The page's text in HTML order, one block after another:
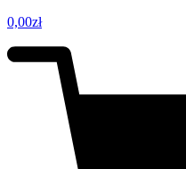
0,00zł